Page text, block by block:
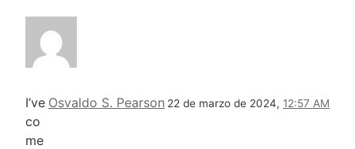
Osvaldo S. Pearson 22 de marzo de 2024, 12:57 AM
I’ve
co
me